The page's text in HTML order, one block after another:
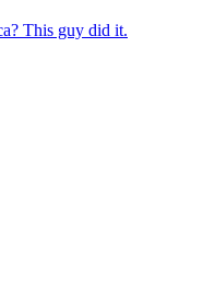
This guy did it.